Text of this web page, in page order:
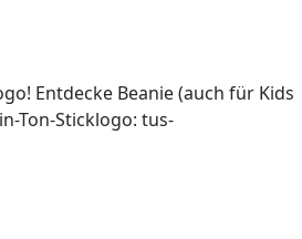
Entdecke Beanie (auch für Kids
Ton-Sticklogo: tus-